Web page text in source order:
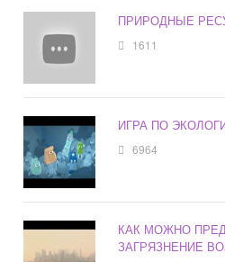
ПРИРОДНЫЕ
1611
ИГРА ПО
6964
КАК МОЖНО
ЗАГРЯЗНЕНИЕ